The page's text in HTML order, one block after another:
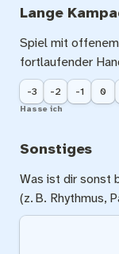
Lange
Spiel mit
fortlaufender
-3 -2 -1 0
Hasse ich
Sonstiges
Was ist dir sonst
(z. B. Rhythmus,